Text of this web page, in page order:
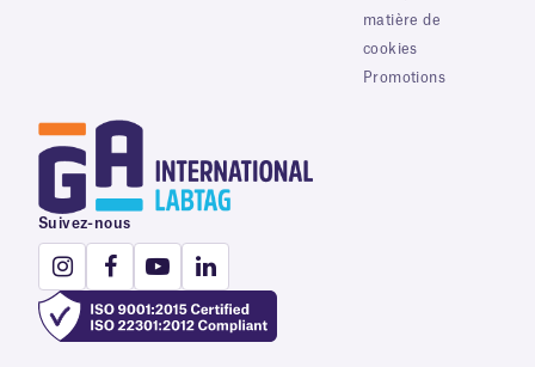
matière de
cookies
Promotions
Suivez-nous